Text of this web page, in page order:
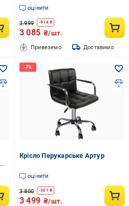
оцінити
3 999 -914₴
3 085 ₴/шт.
Привеземо Доставимо
Крісло Перукарське Артур
оцінити
3 800 -301 ₴
3 499 ₴/шт.